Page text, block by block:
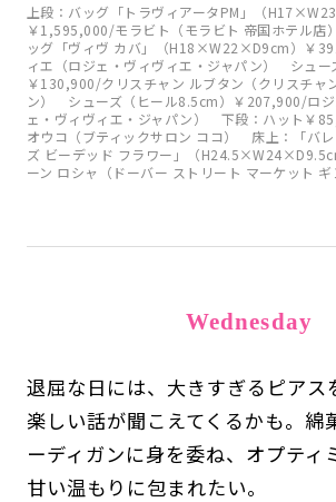
上段：バッグ「トラヴィアータPM」（
￥1,595,000/モラビト（モラビト 帝国ホテル
ッグ「ヴィヴ カバ」（H18×W22×D9cm）￥
ィエ（ロジェ・ヴィヴィエ・ジャパン） シュー
￥130,900/クリスチャン ルブタン（クリスチャ
ン） シューズ（ヒール8.5cm）￥207,900/ロジ
ェ・ヴィヴィエ・ジャパン） 下段：ハット￥
オウコ（ブティックサロン ココ） 床上：「バ
ズ ビーデッド フラワー」（
ーン ロシャ（ドーバー ストリート マーケット ギ
Wednesday
退屈な日には、大きすぎるピアス
楽しい話が聞こえてくるかも。綿
ーディガンに身を委ね、オプティ
甘い温もりに包まれたい。